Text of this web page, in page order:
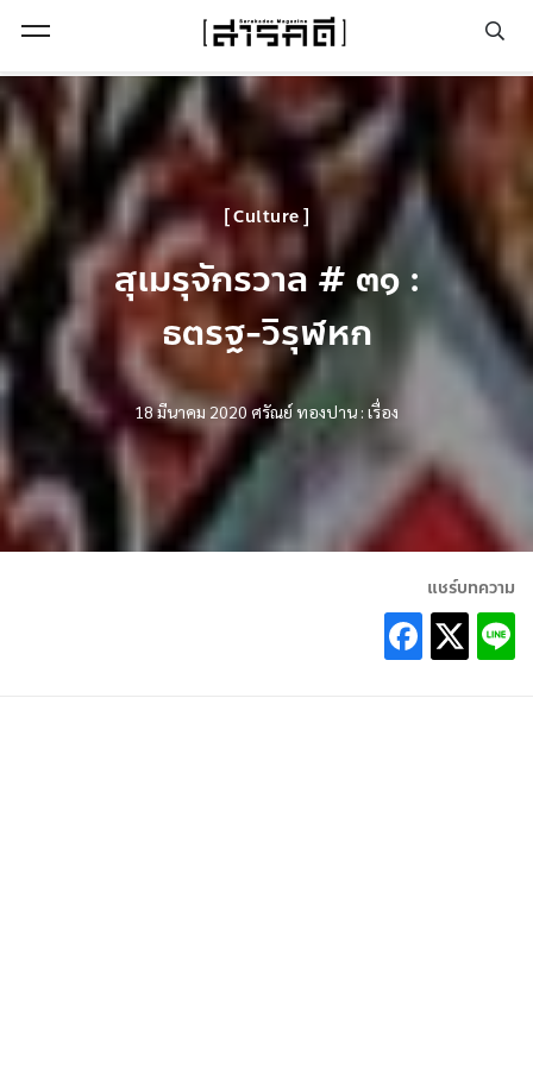
Culture
สุเมรุจักรวาล # ๓๑ :
ธตรฐ-วิรุฬหก
18 มีนาคม 2020 ศรัณย์ ทองปาน : เรื่อง
แชร์บทความ